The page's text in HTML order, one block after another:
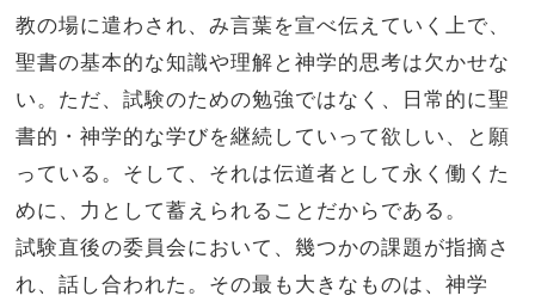
教の場に遣わされ、み言葉を宣べ伝えていく上で、
聖書の基本的な知識や理解と神学的思考は欠かせな
い。ただ、試験のための勉強ではなく、日常的に聖
書的・神学的な学びを継続していって欲しい、と願
っている。そして、それは伝道者として永く働くた
めに、力として蓄えられることだからである。
試験直後の委員会において、幾つかの課題が指摘さ
れ、話し合われた。その最も大きなものは、神学